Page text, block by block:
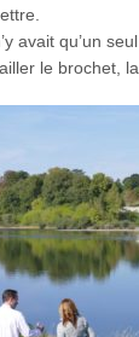
avait qu’un
le brochet,